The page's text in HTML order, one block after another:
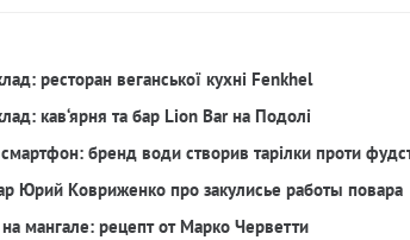
ресторан веганської кухні Fenkhel
кав‘ярня та бар Lion Bar на Подолі
бренд води створив тарілки проти
Юрий Ковриженко про закулисье работы повара
мангале: рецепт от Марко Черветти